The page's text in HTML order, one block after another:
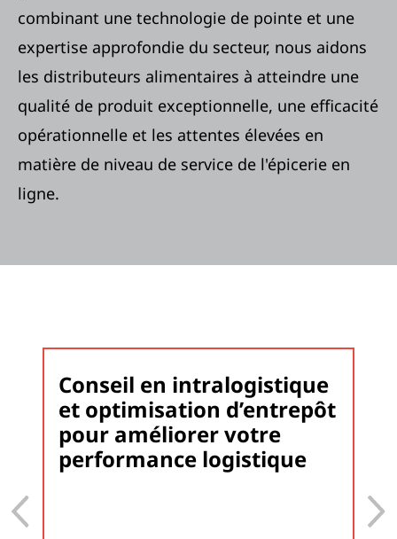
combinant une technologie de pointe et une
expertise approfondie du secteur, nous aidons
les distributeurs alimentaires à atteindre une
qualité de produit exceptionnelle, une efficacité
opérationnelle et les attentes élevées en
matière de niveau de service de l'épicerie en
ligne.
Conseil en intralogistique
et optimisation d’entrepôt
pour améliorer votre
performance logistique